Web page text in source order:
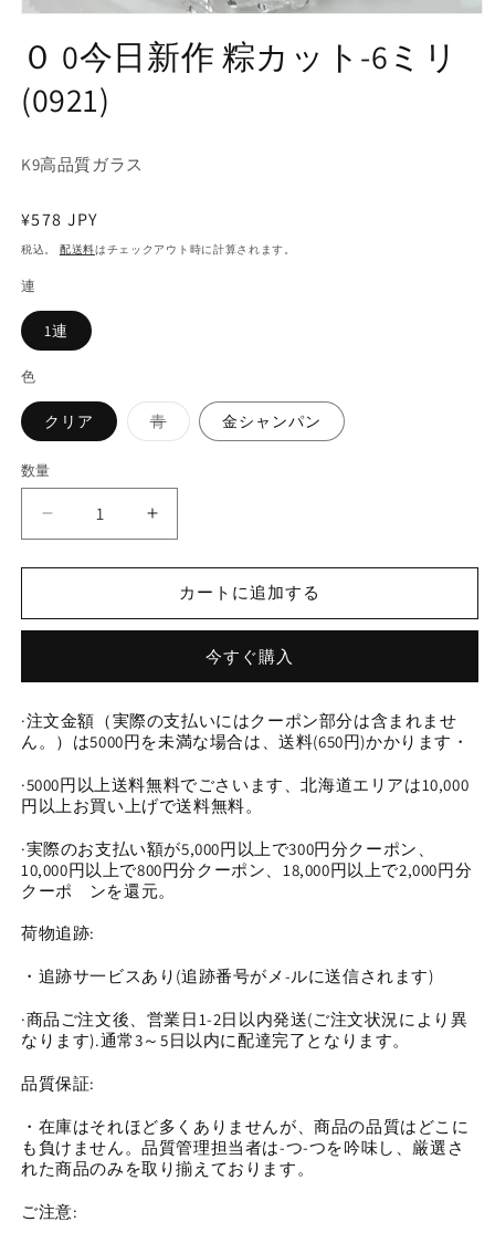
ダ
で
メ
ィ
を
く
０ 0今日新作 粽カット-6ミリ
(0921)
K9高品質ガラス
通
常
格
¥578 JPY
税込。 配送料はチェックアウト時に計算されます。
連
1連
色
クリア 青バ
リ
売
切
れ
て
い
る
売
き
ま
せ
金シャンパン
数
数量
今
新
粽
カ
ッ
ミ
リ
(0921)
の
数
を
減
す
０
今
新
粽
ッ
ミ
リ
(0921)
の
数
増
す
カートに追加する
今すぐ購入
·注文金額（実際の支払いにはクーポン部分は含まれませ
ん。）は5000円を未満な場合は、送料(650円)かかります・
·5000円以上送料無料でごさいます、北海道エリアは10,000
円以上お買い上げで送料無料。
·実際のお支払い額が5,000円以上で300円分クーポン、
10,000円以上で800円分クーポン、18,000円以上で2,000円分
クーポ゙ンを還元。
荷物追跡:
・追跡サ一ビスあり(追跡番号がメ-ルに送信されます)
·商品ご注文後、営業日1-2日以内発送(ご注文状況により異
なります).通常3～5日以内に配達完了となります。
品質保証:
・在庫はそれほど多くありませんが、商品の品質はどこに
も負けません。品質管理担当者は-つ-つを吟味し、厳選さ
れた商品のみを取り揃えております。
ご注意: